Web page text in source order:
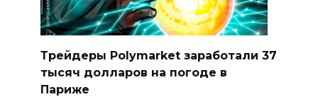
Трейдеры Polymarket заработали 37
тысяч долларов на погоде в
Париже